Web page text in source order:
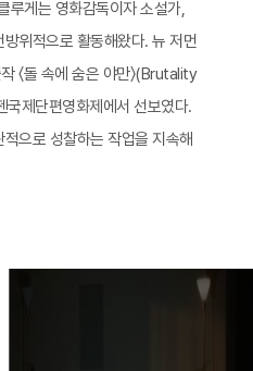
루게는 영화감독이자 소설가,
위적으로 활동해왔다. 뉴 저먼
〈돌 속에 숨은 야만〉(Brutality
제단편영화제에서 선보였다.
으로 성찰하는 작업을 지속해